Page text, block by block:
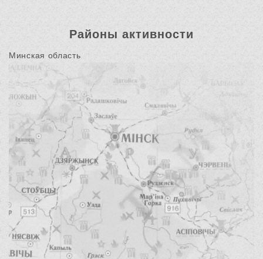
Районы активности
Минская область